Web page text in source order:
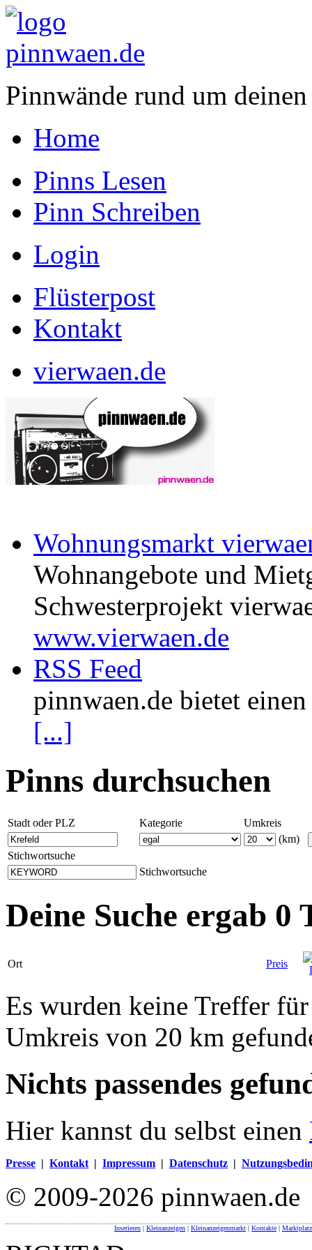
Pinnwände rund um
Home
Pinns Lesen
Pinn Schreiben
Login
Flüsterpost
Kontakt
vierwaen.de
Wohnungsmarkt
Wohnangebote und
Schwesterprojekt
www.vierwaen.de
RSS Feed
pinnwaen.de bietet
[...]
Pinns durchsuchen
Stadt oder PLZ Kategorie
Umkreis
(km)
Stichwortsuche
Stichwortsuche
Deine Suche ergab 0
Ort Preis
Es wurden keine Treffer
Umkreis von 20 km
Nichts passendes
Hier kannst du selbst einen
Presse | Kontakt | Impressum | Datenschutz |
© 2009-2026 pinnwaen.de
Inserieren | Kleinanzeigen | Kleinanzeigenmarkt | Kontakte | Marktplatz